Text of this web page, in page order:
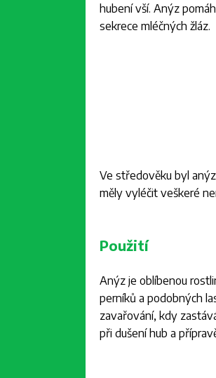
hubení vší. Anýz
sekrece mléčných žláz.
Ve středověku byl
měly vyléčit veškeré
Použití
Anýz je oblíbenou
perníků a podobných
zavařování, kdy
při dušení hub a